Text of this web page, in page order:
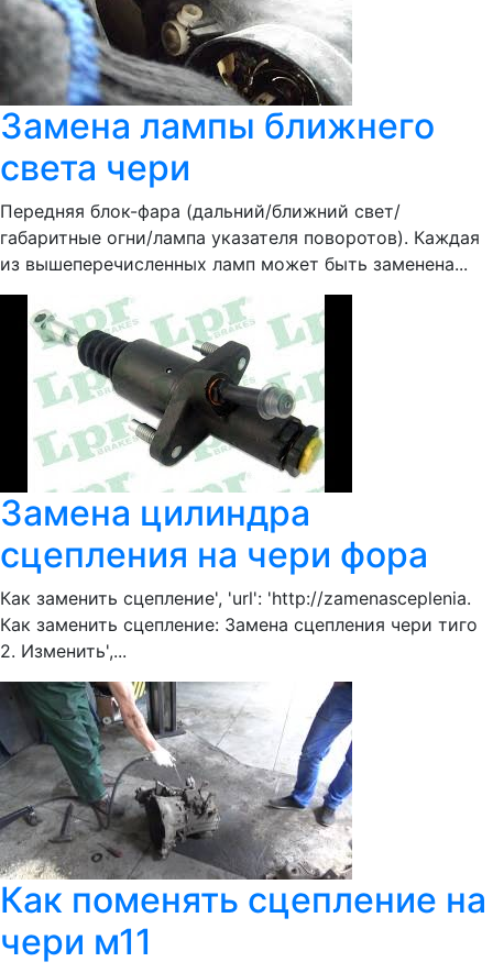
Замена лампы ближнего
света чери
Передняя блок-фара (дальний/ближний свет/
габаритные огни/лампа указателя поворотов). Каждая
из вышеперечисленных ламп может быть заменена...
Замена цилиндра
сцепления на чери фора
Как заменить сцепление', 'url': 'http://zamenasceplenia.
Как заменить сцепление: Замена сцепления чери тиго
2. Изменить',...
Как поменять сцепление на
чери м11